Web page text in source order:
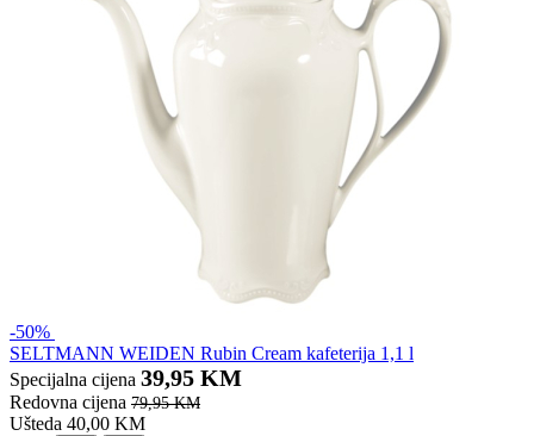
-50%
SELTMANN WEIDEN Rubin Cream kafeterija 1,1 l
Specijalna cijena 39,95 KM
Redovna cijena 79,95 KM
Ušteda 40,00 KM